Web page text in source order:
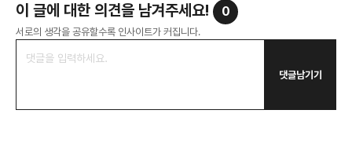
이 글에 대한 의견을 남겨주세요! 0
서로의 생각을 공유할수록 인사이트가 커집니다.
댓글남기기